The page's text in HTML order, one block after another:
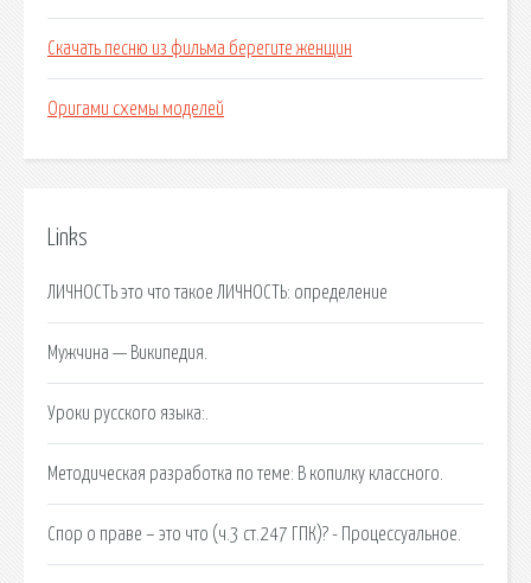
Скачать песню из фильма берегите женщин
Оригами схемы моделей
Links
ЛИЧНОСТЬ это что такое ЛИЧНОСТЬ: определение
Мужчина — Википедия.
Уроки русского языка:.
Методическая разработка по теме: В копилку классного.
Спор о праве – это что (ч.3 ст.247 ГПК)? - Процессуальное.